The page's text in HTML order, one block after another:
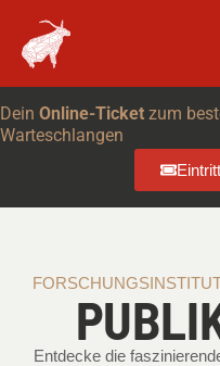
Inhalt
springen
Dein Online-Ticket zum
Warteschlangen
Entdecke die